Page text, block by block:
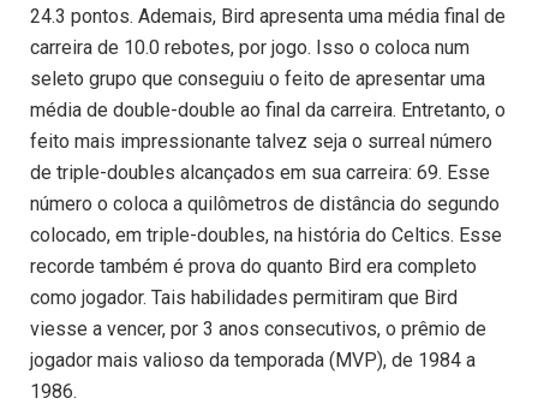
24.3 pontos. Ademais, Bird apresenta uma média final de
carreira de 10.0 rebotes, por jogo. Isso o coloca num
seleto grupo que conseguiu o feito de apresentar uma
média de double-double ao final da carreira. Entretanto, o
feito mais impressionante talvez seja o surreal número
de triple-doubles alcançados em sua carreira: 69. Esse
número o coloca a quilômetros de distância do segundo
colocado, em triple-doubles, na história do Celtics. Esse
recorde também é prova do quanto Bird era completo
como jogador. Tais habilidades permitiram que Bird
viesse a vencer, por 3 anos consecutivos, o prêmio de
jogador mais valioso da temporada (MVP), de 1984 a
1986.